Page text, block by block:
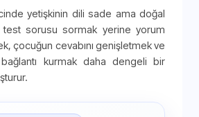
yetişkinin dili sade ama doğal
test sorusu sormak yerine yorum
çocuğun cevabını genişletmek ve
kurmak daha dengeli bir